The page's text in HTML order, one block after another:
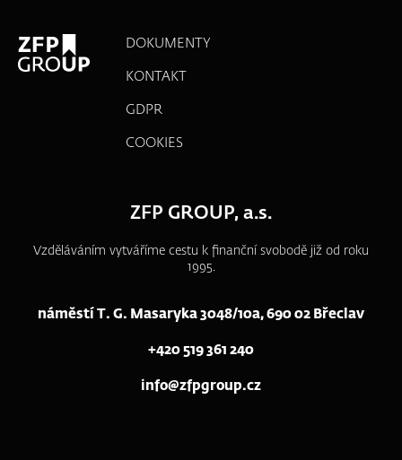
DOKUMENTY
KONTAKT
GDPR
COOKIES
ZFP GROUP, a.s.
Vzděláváním vytváříme cestu k finanční svobodě již od roku
1995.
náměstí T. G. Masaryka 3048/10a, 690 02 Břeclav
+420 519 361 240
info@zfpgroup.cz